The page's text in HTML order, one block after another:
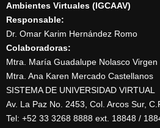
Ambientes Virtuales (IGCAAV)
Responsable:
Dr. Omar Karim Hernández Romo
Colaboradoras:
Mtra. María Guadalupe Nolasco Virgen
Mtra. Ana Karen Mercado Castellanos
SISTEMA DE UNIVERSIDAD VIRTUAL
Av. La Paz No. 2453, Col. Arcos Sur,
Tel: +52 33 3268 8888‏ ext.